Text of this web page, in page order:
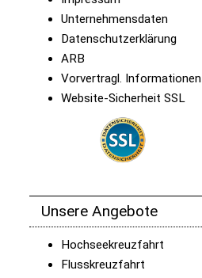
Unternehmensdaten
Datenschutzerklärung
ARB
Vorvertragl. Informationen
Website-Sicherheit SSL
Unsere Angebote
Hochseekreuzfahrt
Flusskreuzfahrt